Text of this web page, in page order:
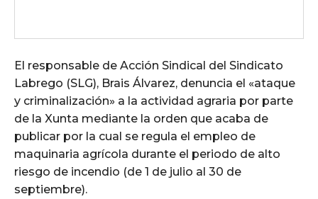
El responsable de Acción Sindical del Sindicato
Labrego (SLG), Brais Álvarez, denuncia el «ataque
y criminalización» a la actividad agraria por parte
de la Xunta mediante la orden que acaba de
publicar por la cual se regula el empleo de
maquinaria agrícola durante el periodo de alto
riesgo de incendio (de 1 de julio al 30 de
septiembre).